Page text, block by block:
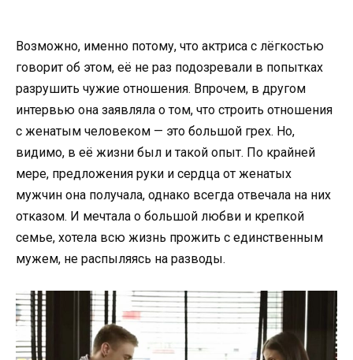
Возможно, именно потому, что актриса с лёгкостью
говорит об этом, её не раз подозревали в попытках
разрушить чужие отношения. Впрочем, в другом
интервью она заявляла о том, что строить отношения
с женатым человеком — это большой грех. Но,
видимо, в её жизни был и такой опыт. По крайней
мере, предложения руки и сердца от женатых
мужчин она получала, однако всегда отвечала на них
отказом. И мечтала о большой любви и крепкой
семье, хотела всю жизнь прожить с единственным
мужем, не распыляясь на разводы.